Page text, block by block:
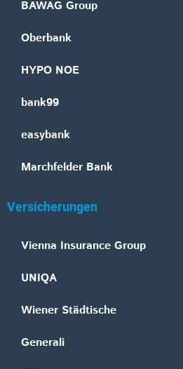
BAWAG Group
Oberbank
HYPO NOE
bank99
easybank
Marchfelder Bank
Versicherungen
Vienna Insurance Group
UNIQA
Wiener Städtische
Generali